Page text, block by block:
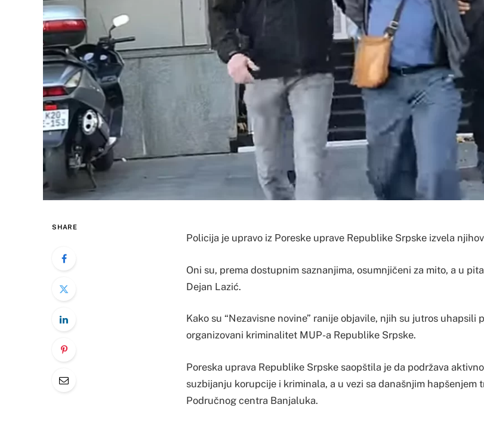
SHARE
Policija je upravo iz Poreske uprave Republike Srpske izvela
Oni su, prema dostupnim saznanjima, osumnjičeni za mito, a u
Dejan Lazić.
Kako su “Nezavisne novine” ranije objavile, njih su jutros uhapsili
organizovani kriminalitet MUP-a Republike Srpske.
Poreska uprava Republike Srpske saopštila je da podržava
suzbijanju korupcije i kriminala, a u vezi sa današnjim hapšenjem
Područnog centra Banjaluka.